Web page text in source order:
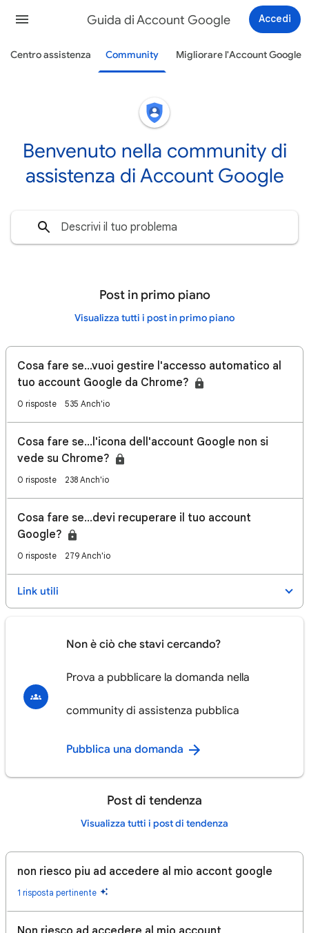
Guida di Account Google Accedi
Centro assistenza Community Migliorare l'Account Google
Benvenuto nella community di
assistenza di Account Google
Post in primo piano
Visualizza tutti i post in primo piano
Cosa fare se...vuoi gestire l'accesso automatico al
tuo account Google da Chrome?
0 risposte 535 Anch'io
Cosa fare se...l'icona dell'account Google non si
vede su Chrome?
0 risposte 238 Anch'io
Cosa fare se...devi recuperare il tuo account
Google?
0 risposte 279 Anch'io
Link utili
Non è ciò che stavi cercando?
Prova a pubblicare la domanda nella
community di assistenza pubblica
Pubblica una domanda
Post di tendenza
Visualizza tutti i post di tendenza
non riesco piu ad accedere al mio accont google
1 risposta pertinente